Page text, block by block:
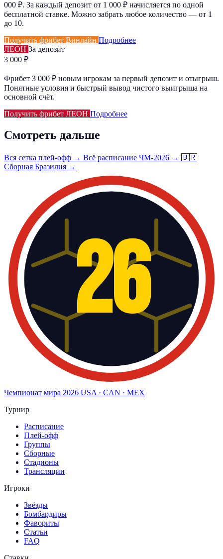
000 ₽. За каждый депозит от 1 000 ₽ начисляется по одной
бесплатной ставке. Можно забрать любое количество — от 1
до 10.
Получить фрибет Винлайн Подробнее
ЛЕОН За депозит
3 000 ₽
Фрибет 3 000 ₽ новым игрокам за первый депозит и отыгрыш.
Понятные условия и быстрый вывод чистого выигрыша на
основной счёт.
Получить фрибет ЛЕОН Подробнее
Смотреть дальше
Вся сетка плей-офф → Всё расписание ЧМ-2026 → 🇧🇷
Сборная Бразилия →
26
Чемпионат мира 2026 USA · CAN · MEX
Турнир
Расписание
Плей-офф
Группы
Сборные
Стадионы
Трансляции
Игроки
Звёзды
Бомбардиры
Фавориты
Статьи
FAQ